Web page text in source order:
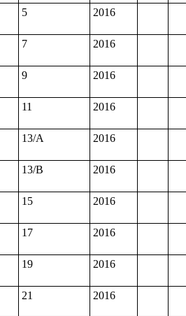
5 2016
7 2016
9 2016
11 2016
13/A 2016
13/B 2016
15 2016
17 2016
19 2016
21 2016